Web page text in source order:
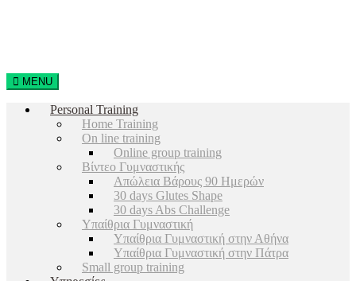
MENU
Personal Training
Home Training
On line training
Online group training
Βίντεο Γυμναστικής
Απώλεια Βάρους 90 Ημερών
30 days Glutes Shape
30 days Abs Challenge
Υπαίθρια Γυμναστική
Υπαίθρια Γυμναστική στην Αθήνα
Υπαίθρια Γυμναστική στην Πάτρα
Small group training